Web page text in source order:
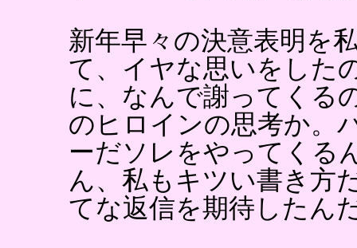
新年早々の決意表明を
て、イヤな思いをした
に、なんで謝ってくる
のヒロインの思考か。
ーだソレをやってくる
ん、私もキツい書き方
てな返信を期待したん